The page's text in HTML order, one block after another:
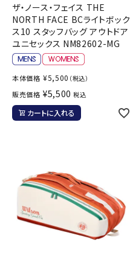
ザ・ノース・フェイス THE
NORTH FACE BCライトボック
ス10 スタッフバッグ アウトドア
ユニセックス NM82602-MG
本体価格 ¥5,500 （税込）
販売価格 ¥5,500 税込
カートに入れる